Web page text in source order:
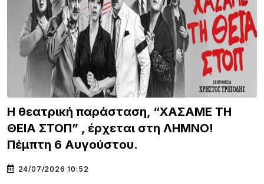
Η θεατρική παράσταση, “ΧΑΣΑΜΕ ΤΗ
ΘΕΙΑ ΣΤΟΠ” , έρχεται στη ΛΗΜΝΟ!
Πέμπτη 6 Αυγούστου.
24/07/2026 10:52